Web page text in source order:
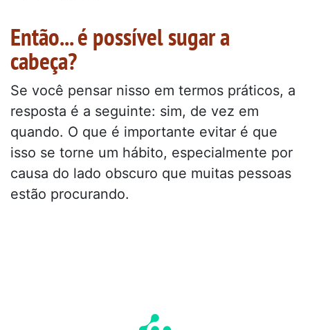
Então... é possível sugar a
cabeça?
Se você pensar nisso em termos práticos, a
resposta é a seguinte: sim, de vez em
quando. O que é importante evitar é que
isso se torne um hábito, especialmente por
causa do lado obscuro que muitas pessoas
estão procurando.